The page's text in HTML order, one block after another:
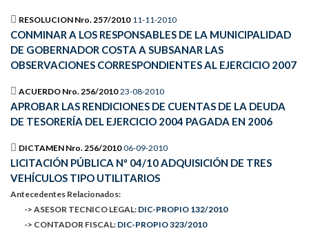
RESOLUCION Nro. 257/2010 11-11-2010
CONMINAR A LOS RESPONSABLES DE LA MUNICIPALIDAD
DE GOBERNADOR COSTA A SUBSANAR LAS
OBSERVACIONES CORRESPONDIENTES AL EJERCICIO 2007
ACUERDO Nro. 256/2010 23-08-2010
APROBAR LAS RENDICIONES DE CUENTAS DE LA DEUDA
DE TESORERÍA DEL EJERCICIO 2004 PAGADA EN 2006
DICTAMEN Nro. 256/2010 06-09-2010
LICITACIÓN PÚBLICA Nº 04/10 ADQUISICIÓN DE TRES
VEHÍCULOS TIPO UTILITARIOS
Antecedentes Relacionados:
-> ASESOR TECNICO LEGAL: DIC-PROPIO 132/2010
-> CONTADOR FISCAL: DIC-PROPIO 323/2010